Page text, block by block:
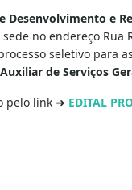
Desenvolvimento e
sede no endereço
seletivo para
de Serviços
pelo link ➜ EDITAL